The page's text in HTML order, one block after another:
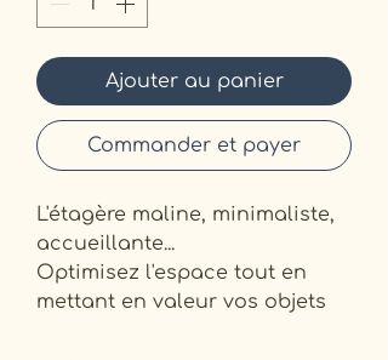
Ajouter au panier
Commander et payer
L'étagère maline, minimaliste,
accueillante...
Optimisez l'espace tout en
mettant en valeur vos objets